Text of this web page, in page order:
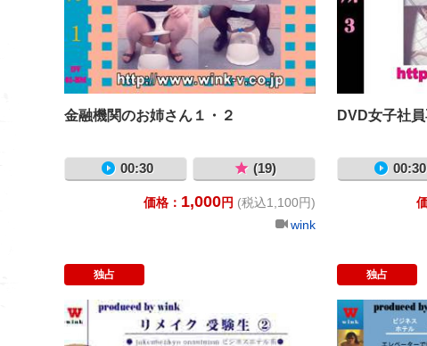
金融機関のお姉さん１・２
00:30 (19)
価格： 1,000円 (税込1,100円)
wink
DVD女子社
00:30
独占
リメイク 受験
独占